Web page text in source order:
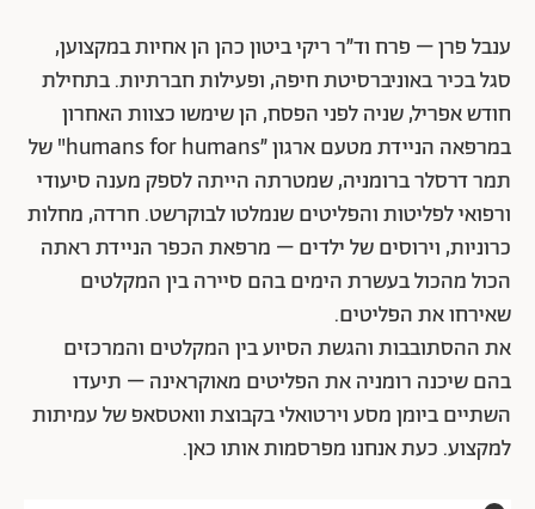
ענבל פרן – פרח וד״ר ריקי ביטון כהן הן אחיות במקצוען,
סגל בכיר באוניברסיטת חיפה, ופעילות חברתיות. בתחילת
חודש אפריל, שניה לפני הפסח, הן שימשו כצוות האחרון
במרפאה הניידת מטעם ארגון ״humans for humans" של
תמר דרסלר ברומניה, שמטרתה הייתה לספק מענה סיעודי
ורפואי לפליטות והפליטים שנמלטו לבוקרשט. חרדה, מחלות
כרוניות, וירוסים של ילדים – מרפאת הכפר הניידת ראתה
הכול מהכול בעשרת הימים בהם סיירה בין המקלטים
שאירחו את הפליטים.
את ההסתובבות והגשת הסיוע בין המקלטים והמרכזים
בהם שיכנה רומניה את הפליטים מאוקראינה – תיעדו
השתיים ביומן מסע וירטואלי בקבוצת וואטסאפ של עמיתות
למקצוע. כעת אנחנו מפרסמות אותו כאן.